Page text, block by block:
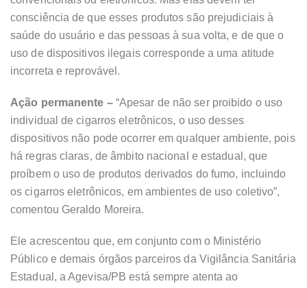
consciência de que esses produtos são prejudiciais à
saúde do usuário e das pessoas à sua volta, e de que o
uso de dispositivos ilegais corresponde a uma atitude
incorreta e reprovável.
Ação permanente –“Apesar de não ser proibido o uso
individual de cigarros eletrônicos, o uso desses
dispositivos não pode ocorrer em qualquer ambiente, pois
há regras claras, de âmbito nacional e estadual, que
proíbem o uso de produtos derivados do fumo, incluindo
os cigarros eletrônicos, em ambientes de uso coletivo”,
comentou Geraldo Moreira.
Ele acrescentou que, em conjunto com o Ministério
Público e demais órgãos parceiros da Vigilância Sanitária
Estadual, a Agevisa/PB está sempre atenta ao